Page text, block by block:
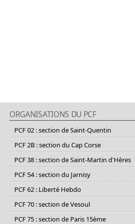
ORGANISATIONS DU PCF
PCF 02 : section de Saint-Quentin
PCF 2B : section du Cap Corse
PCF 38 : section de Saint-Martin d'Hères
PCF 54 : section du Jarnisy
PCF 62 : Liberté Hebdo
PCF 70 : section de Vesoul
PCF 75 : section de Paris 15ème